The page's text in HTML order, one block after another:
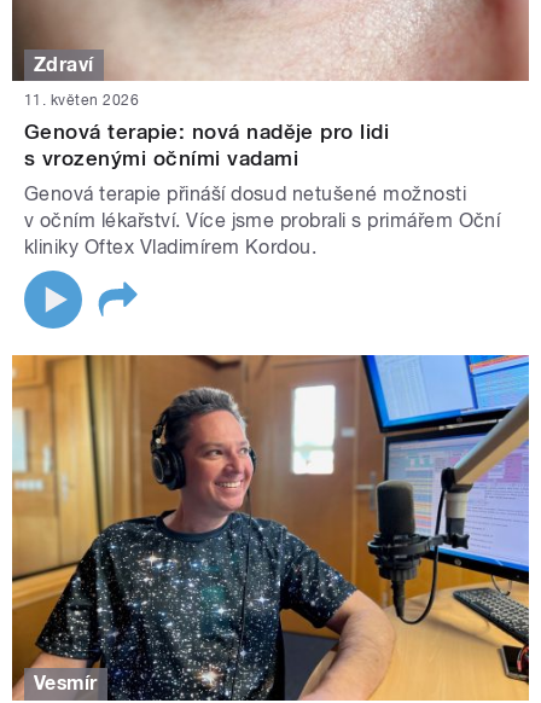
Zdraví
11. květen 2026
Genová terapie: nová naděje pro lidi
s vrozenými očními vadami
Genová terapie přináší dosud netušené možnosti
v očním lékařství. Více jsme probrali s primářem Oční
kliniky Oftex Vladimírem Kordou.
Vesmír